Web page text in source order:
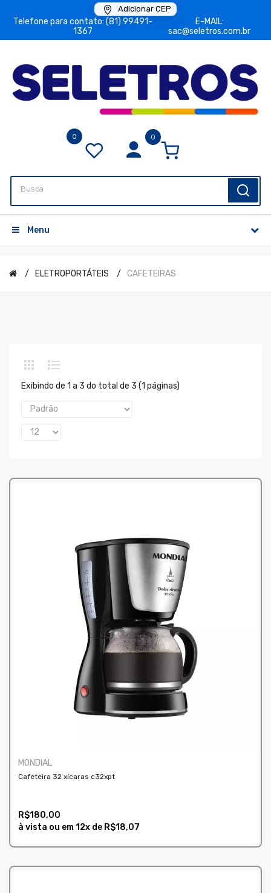
Adicionar CEP
Telefone para contato: (81) 99491-
1367
E-MAIL:
sac@seletros.com.br
0
0
Menu
ELETROPORTÁTEIS CAFETEIRAS
Exibindo de 1 a 3 do total de 3 (1 páginas)
MONDIAL
Cafeteira 32 xícaras c32xpt
R$180,00
à vista ou em12x de R$18,07
COMPRAR